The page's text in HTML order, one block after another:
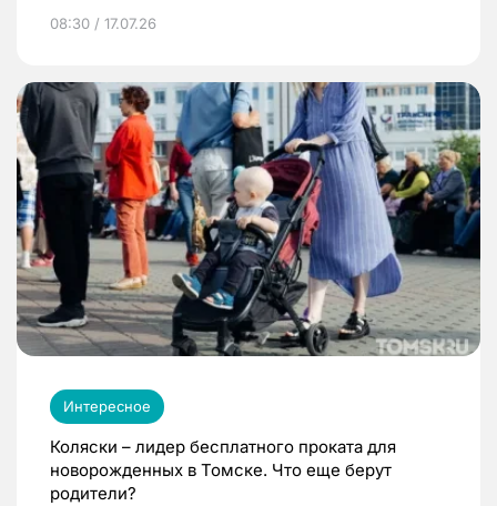
08:30 / 17.07.26
Интересное
Коляски – лидер бесплатного проката для
новорожденных в Томске. Что еще берут
родители?